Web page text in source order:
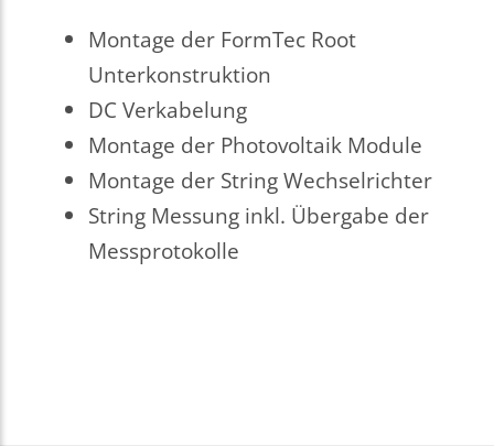
Montage der FormTec Root
Unterkonstruktion
DC Verkabelung
Montage der Photovoltaik Module
Montage der String Wechselrichter
String Messung inkl. Übergabe der
Messprotokolle